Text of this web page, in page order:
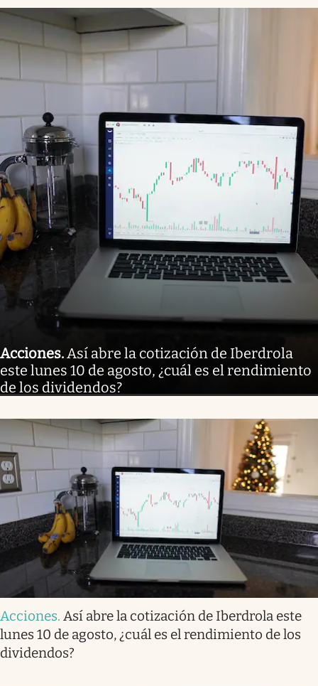
Acciones.Así abre la cotización de Iberdrola
este lunes 10 de agosto, ¿cuál es el rendimiento
de los dividendos?
Acciones. Así abre la cotización de Iberdrola este
lunes 10 de agosto, ¿cuál es el rendimiento de los
dividendos?